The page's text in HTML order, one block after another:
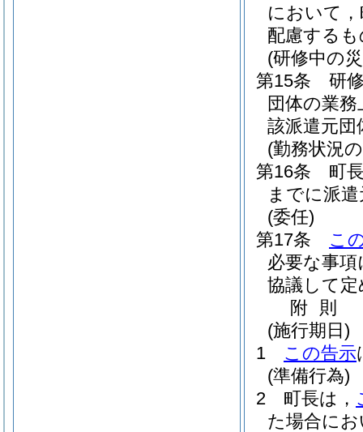
において
配慮する
(研修中の
第15条
研
団体の業
該派遣元
(勤務状況
第16条
町
までに派
(委任)
第17条
こ
必要な事
協議して
附 則
(施行期日)
1
この告示
(準備行為)
2
町長は，
た場合に